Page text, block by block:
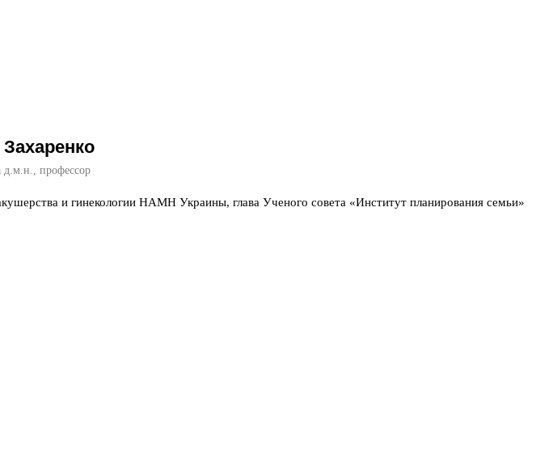
д.м.н., профессор
и гинекологии НАМН Украины, глава Ученого совета «Институт планирования семьи»